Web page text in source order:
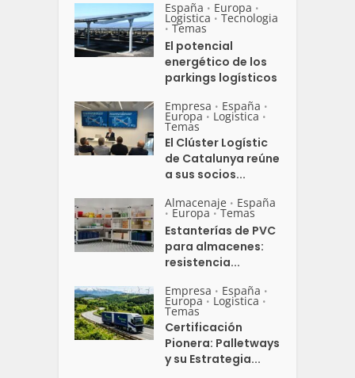
España • Europa •
Logistica • Tecnologia
• Temas
El potencial
energético de los
parkings logísticos
Empresa • España •
Europa • Logistica •
Temas
El Clúster Logístic
de Catalunya reúne
a sus socios...
Almacenaje • España
• Europa • Temas
Estanterías de PVC
para almacenes:
resistencia...
Empresa • España •
Europa • Logistica •
Temas
Certificación
Pionera: Palletways
y su Estrategia...